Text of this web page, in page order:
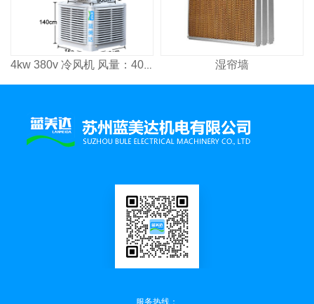
4kw 380v 冷风机 风量：4000³/h 适用面积：2600㎡ 湿帘墙
服务热线：